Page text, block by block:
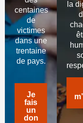
centaines
de
victimes
dans une
trentaine
de pays.
Je
fais
un
don
la